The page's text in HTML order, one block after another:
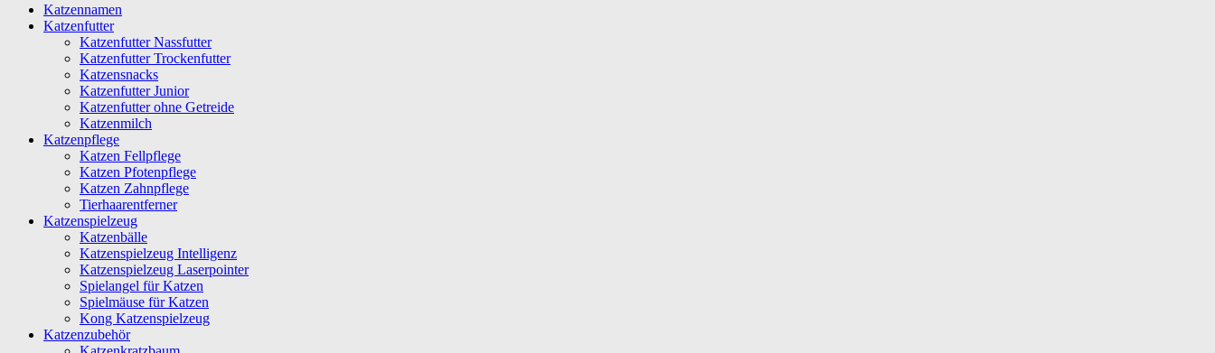
Katzennamen
Katzenfutter
Katzenfutter Nassfutter
Katzenfutter Trockenfutter
Katzensnacks
Katzenfutter Junior
Katzenfutter ohne Getreide
Katzenmilch
Katzenpflege
Katzen Fellpflege
Katzen Pfotenpflege
Katzen Zahnpflege
Tierhaarentferner
Katzenspielzeug
Katzenbälle
Katzenspielzeug Intelligenz
Katzenspielzeug Laserpointer
Spielangel für Katzen
Spielmäuse für Katzen
Kong Katzenspielzeug
Katzenzubehör